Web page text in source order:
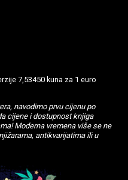
7,53450 kuna za 1 euro
navodimo prvu cijenu po
cijene i dostupnost knjiga
Moderna vremena više se ne
antikvarijatima ili u